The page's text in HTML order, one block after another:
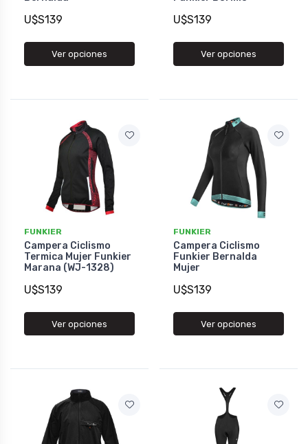
U$S139
Ver opciones
U$S139
Ver opciones
FUNKIER
Campera Ciclismo
Termica Mujer Funkier
Marana (WJ-1328)
U$S139
Ver opciones
FUNKIER
Campera Ciclismo
Funkier Bernalda
Mujer
U$S139
Ver opciones